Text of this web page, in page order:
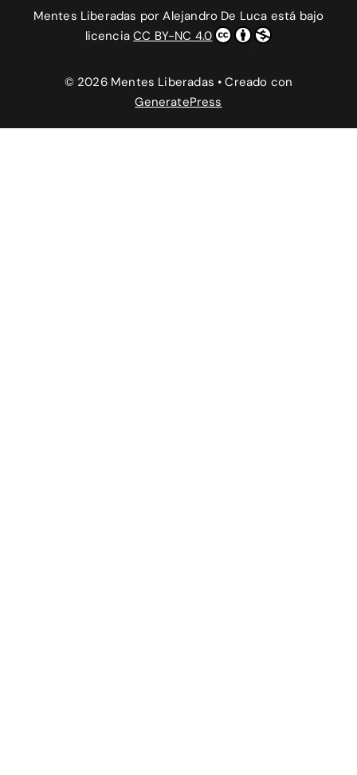
Mentes Liberadas porAlejandro De Luca está bajo
licenciaCC BY-NC 4.0
© 2026 Mentes Liberadas • Creado con
GeneratePress